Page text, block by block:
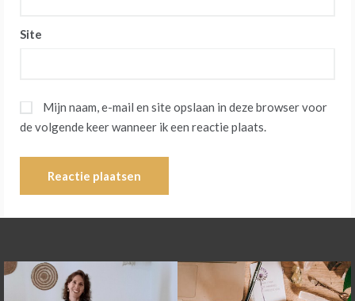
Site
Mijn naam, e-mail en site opslaan in deze browser voor
de volgende keer wanneer ik een reactie plaats.